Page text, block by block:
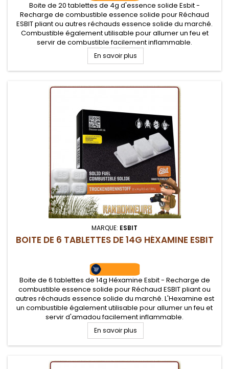
Boite de 20 tablettes de 4g d'essence solide Esbit -
Recharge de combustible essence solide pour Réchaud
ESBIT pliant ou autres réchauds essence solide du marché.
Combustible également utilisable pour allumer un feu et
servir de combustible facilement inflammable.
En savoir plus
MARQUE: ESBIT
BOITE DE 6 TABLETTES DE 14G HÉXAMINE ESBIT
Boite de 6 tablettes de 14g Héxamine Esbit - Recharge de
combustible essence solide pour Réchaud ESBIT pliant ou
autres réchauds essence solide du marché. L'Hexamine est
un combustible également utilisable pour allumer un feu et
servir d'amadou facilement inflammable.
En savoir plus